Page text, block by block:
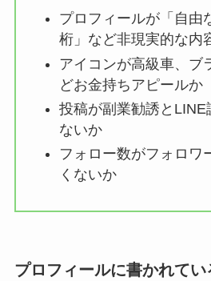
プロフィールが「自由
桁」など非現実的な内
アイコンが高級車、ブ
どお金持ちアピールか
投稿が副業勧誘とLINE
ないか
フォロー数がフォロワ
くないか
プロフィールに書かれて